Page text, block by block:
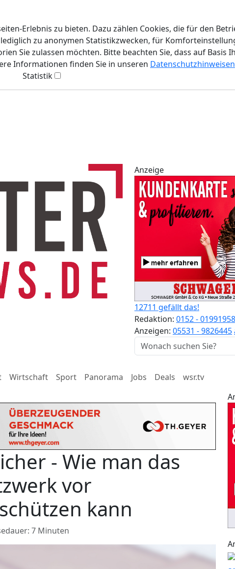
Erlebnis zu bieten. Dazu zählen Cookies, die für den
zu anonymen Statistikzwecken, für
Sie zulassen möchten. Bitte beachten Sie, dass auf
Informationen finden Sie in unseren Datenschutzhinweisen
Statistik
Anzeige
12711 gefällt das!
Redaktion: 0152 - 01991958
Anzeigen: 05531 - 9826445
Wirtschaft Sport Panorama Jobs Deals
wsr.tv
- Wie man das
vor
kann
7 Minuten